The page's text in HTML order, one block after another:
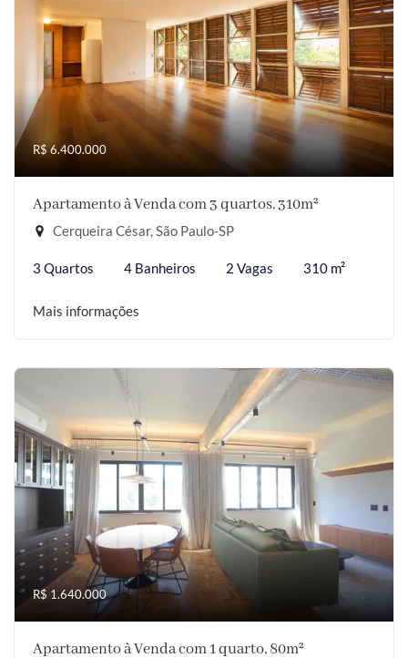
R$ 6.400.000
Apartamento à Venda com 3 quartos, 310m²
Cerqueira César, São Paulo-SP
3 Quartos 4 Banheiros 2 Vagas 310 m²
Mais informações
R$ 1.640.000
Apartamento à Venda com 1 quarto, 80m²